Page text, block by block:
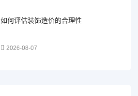
如何评估装饰造价的合理性
2026-08-07